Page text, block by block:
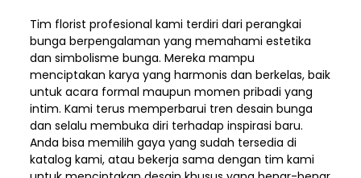
Tim florist profesional kami terdiri dari perangkai
bunga berpengalaman yang memahami estetika
dan simbolisme bunga. Mereka mampu
menciptakan karya yang harmonis dan berkelas, baik
untuk acara formal maupun momen pribadi yang
intim. Kami terus memperbarui tren desain bunga
dan selalu membuka diri terhadap inspirasi baru.
Anda bisa memilih gaya yang sudah tersedia di
katalog kami, atau bekerja sama dengan tim kami